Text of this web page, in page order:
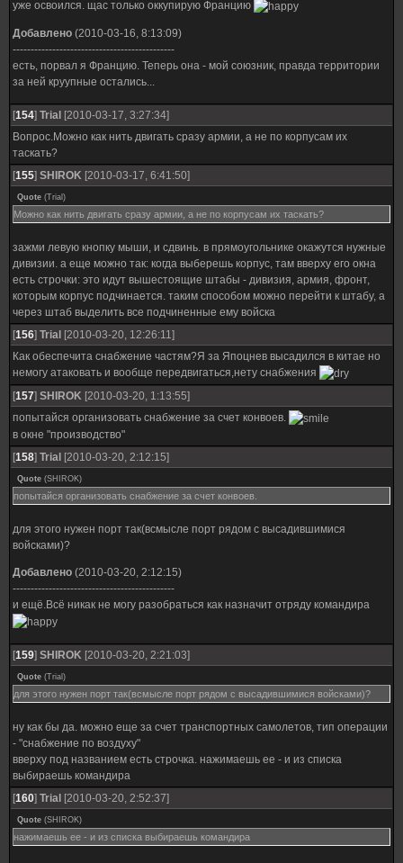
уже освоился. щас только оккупирую Францию
Добавлено (2010-03-16, 8:13:09)
---------------------------------------------
есть, порвал я Францию. Теперь она - мой союзник, правда территории
за ней круупные остались...
[154] Trial [2010-03-17, 3:27:34]
Вопрос.Можно как нить двигать сразу армии, а не по корпусам их
таскать?
[155] SHIROK [2010-03-17, 6:41:50]
Quote (Trial )
Можно как нить двигать сразу армии, а не по корпусам их таскать?
зажми левую кнопку мыши, и сдвинь. в прямоугольнике окажутся нужные
дивизии. а еще можно так: когда выберешь корпус, там вверху его окна
есть строчки: это идут вышестоящие штабы - дивизия, армия, фронт,
которым корпус подчинается. таким способом можно перейти к штабу, а
через штаб выделить все подчиненные ему войска
[156] Trial [2010-03-20, 12:26:11]
Как обеспечита снабжение частям?Я за Япоцнев высадился в китае но
немогу атаковать и вообще передвигаться,нету снабжения
[157] SHIROK [2010-03-20, 1:13:55]
попытайся организовать снабжение за счет конвоев.
в окне "производство"
[158] Trial [2010-03-20, 2:12:15]
Quote (SHIROK)
попытайся организовать снабжение за счет конвоев.
для этого нужен порт так(всмысле порт рядом с высадившимися
войсками)?
Добавлено (2010-03-20, 2:12:15)
---------------------------------------------
и ещё.Всё никак не могу разобраться как назначит отряду командира
[159] SHIROK [2010-03-20, 2:21:03]
Quote (Trial )
для этого нужен порт так(всмысле порт рядом с высадившимися войсками)?
ну как бы да. можно еще за счет транспортных самолетов, тип операции
- "снабжение по воздуху"
вверху под названием есть строчка. нажимаешь ее - и из списка
выбираешь командира
[160] Trial [2010-03-20, 2:52:37]
Quote (SHIROK)
нажимаешь ее - и из списка выбираешь командира